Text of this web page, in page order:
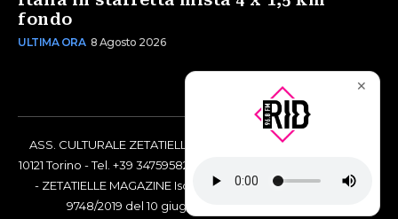
fondo
ULTIMA ORA 8 Agosto 2026
ASS. CULTURALE ZETATIELLE OFF via Vittorio Amedeo II, 21 -
10121 Torino - Tel. +39 3475958238 - Codice Fiscale 97883690014
- ZETATIELLE MAGAZINE Iscrizione al Tribunale di Torino n°
9748/2019 del 10 giugno 2019 - RG n. 16073/2019
✕